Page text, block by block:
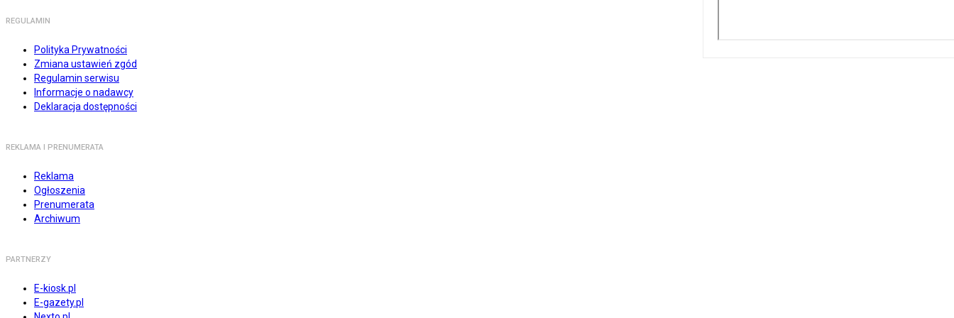
REGULAMIN
Polityka Prywatności
Zmiana ustawień zgód
Regulamin serwisu
Informacje o nadawcy
Deklaracja dostępności
REKLAMA I PRENUMERATA
Reklama
Ogłoszenia
Prenumerata
Archiwum
PARTNERZY
E-kiosk.pl
E-gazety.pl